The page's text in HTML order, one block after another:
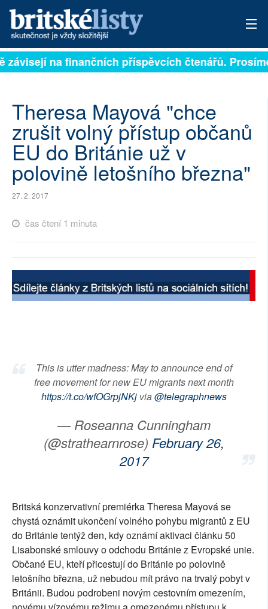
PŘIHLÁSIT
ARCHIV
ROZHOVORY
TÉMATA
NEJČTENĚJŠÍ ZA 7 DNÍ
AUTOŘI
SOCIÁLNÍ SÍTĚ
na finančních příspěvcích čtenářů.
Theresa Mayová "chce
zrušit volný přístup občanů
EU do Británie už v
polovině letošního března"
27. 2. 2017
čas čtení 1 minuta
This is utter madness: May to announce end of
free movement for new EU migrants next month
https://t.co/wfOGrpjNKjvia@telegraphnews
— Roseanna Cunningham
(@strathearnrose) February 26,
2017
Britská konzervativní premiérka Theresa Mayová se
chystá oznámit ukončení volného pohybu migrantů z EU
do Británie tentýž den, kdy oznámí aktivaci článku 50
Lisabonské smlouvy o odchodu Británie z Evropské unie.
Občané EU, kteří přicestují do Británie po polovině
letošního března, už nebudou mít právo na trvalý pobyt v
Británii. Budou podrobeni novým cestovním omezením,